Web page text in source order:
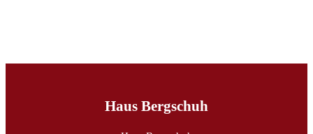
Haus Bergschuh